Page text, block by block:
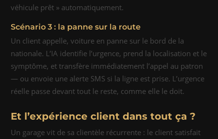
véhicule prêt » automatiquement.
Scénario 3 : la panne sur la route
Un client appelle, voiture en panne sur le bord de la
nationale. L’IA identifie l’urgence, prend la localisation et le
symptôme, et transfère immédiatement l’appel au patron
— ou envoie une alerte SMS si la ligne est prise. L’urgence
réelle passe devant tout le reste, comme elle le doit.
Et l’expérience client dans tout ça ?
Un garage vit de sa clientèle récurrente : le client satisfait